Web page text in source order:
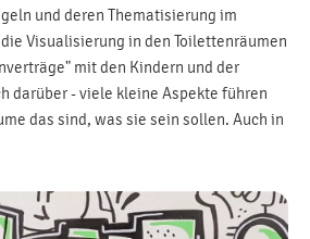
und deren Thematisierung im
Visualisierung in den Toilettenräumen
mit den Kindern und der
darüber - viele kleine Aspekte führen
das sind, was sie sein sollen. Auch in